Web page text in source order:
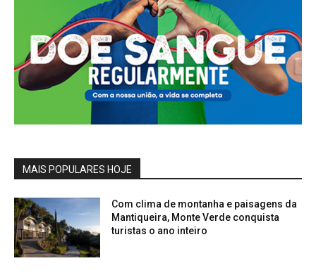
MAIS POPULARES HOJE
Com clima de montanha e paisagens da
Mantiqueira, Monte Verde conquista
turistas o ano inteiro